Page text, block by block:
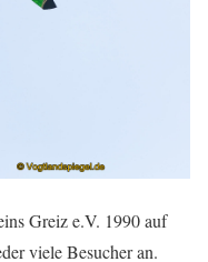
Greiz e.V. 1990 auf
viele Besucher an.